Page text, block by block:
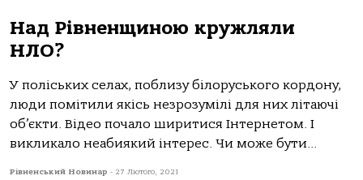
Над Рівненщиною кружляли
НЛО?
У поліських селах, поблизу білоруського кордону,
люди помітили якісь незрозумілі для них літаючі
об’єкти. Відео почало ширитися Інтернетом. І
викликало неабиякий інтерес. Чи може бути...
Рівненський Новинар - 27 Лютого, 2021